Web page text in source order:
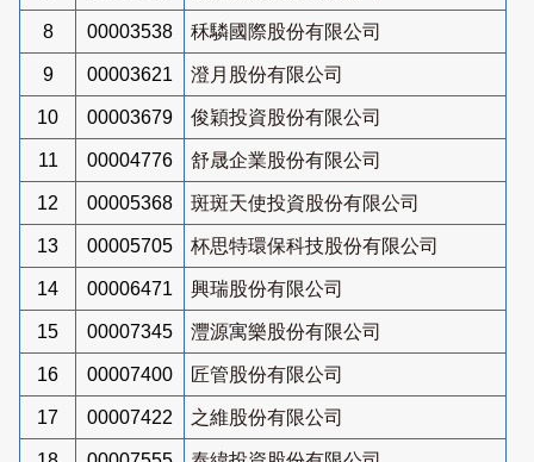
8 00003538 秝驎國際股份有限公司
9 00003621 澄月股份有限公司
10 00003679 俊穎投資股份有限公司
11 00004776 舒晟企業股份有限公司
12 00005368 斑斑天使投資股份有限公司
13 00005705 杯思特環保科技股份有限公司
14 00006471 興瑞股份有限公司
15 00007345 灃源寓樂股份有限公司
16 00007400 匠管股份有限公司
17 00007422 之維股份有限公司